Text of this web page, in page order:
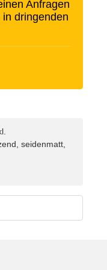
Anfragen
dringenden
seidenmatt,